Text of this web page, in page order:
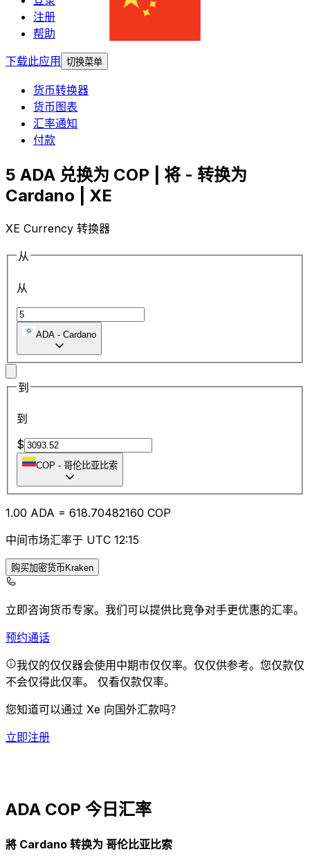
注册
帮助
下载此应用
切换菜单
货币转换器
货币图表
汇率通知
付款
5 ADA 兑换为 COP | 将 - 转换为
Cardano | XE
XE Currency 转换器
从
从
ADA - Cardano
到
到
$
COP - 哥伦比亚比索
1.00 ADA = 618.70482160 COP
中间市场汇率于 UTC 12:15
购买加密货币Kraken
立即咨询货币专家。 我们可以提供比竞争对手更优惠的汇率。
预约通话
我仅的仅仅器会使用中期市仅仅率。仅仅供参考。您仅款仅
不会仅得此仅率。 仅看仅款仅率。
您知道可以通过 Xe 向国外汇款吗？
立即注册
ADA COP 今日汇率
將 Cardano 转换为 哥伦比亚比索